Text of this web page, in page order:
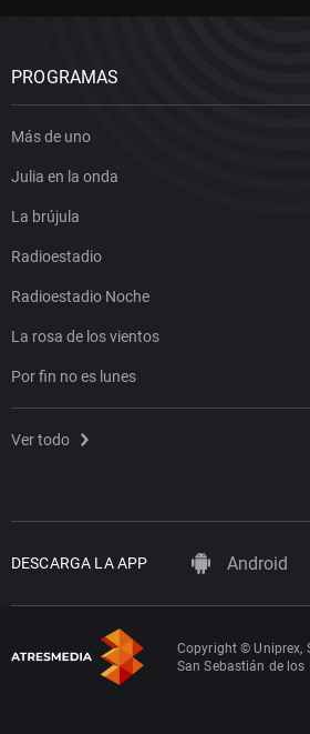
PROGRAMAS
Más de uno
Julia en la onda
La brújula
Radioestadio
Radioestadio Noche
La rosa de los vientos
Por fin no es lunes
Ver todo
DESCARGA LA APP Android
Copyright © Uniprex,
San Sebastián de los